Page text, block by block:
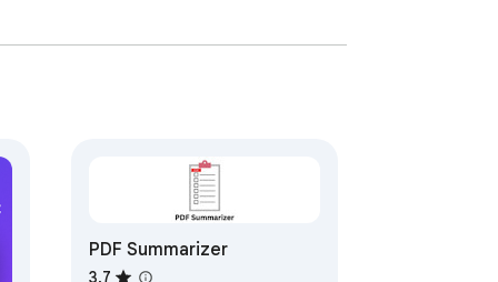
rendiment i resultats.
el text en segons.
PDF Summarizer
3,7